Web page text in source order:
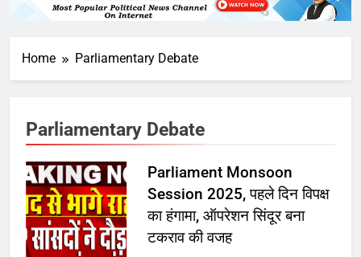
Home Parliamentary Debate
Parliamentary Debate
Parliament Monsoon
Session 2025, पहले दिन विपक्ष
का हंगामा, ऑपरेशन सिंदूर बना
टकराव की वजह
5
का स्वागत करेगा लक्ष्मण द्वार
बढ़ा पंचायतों का बजट
7